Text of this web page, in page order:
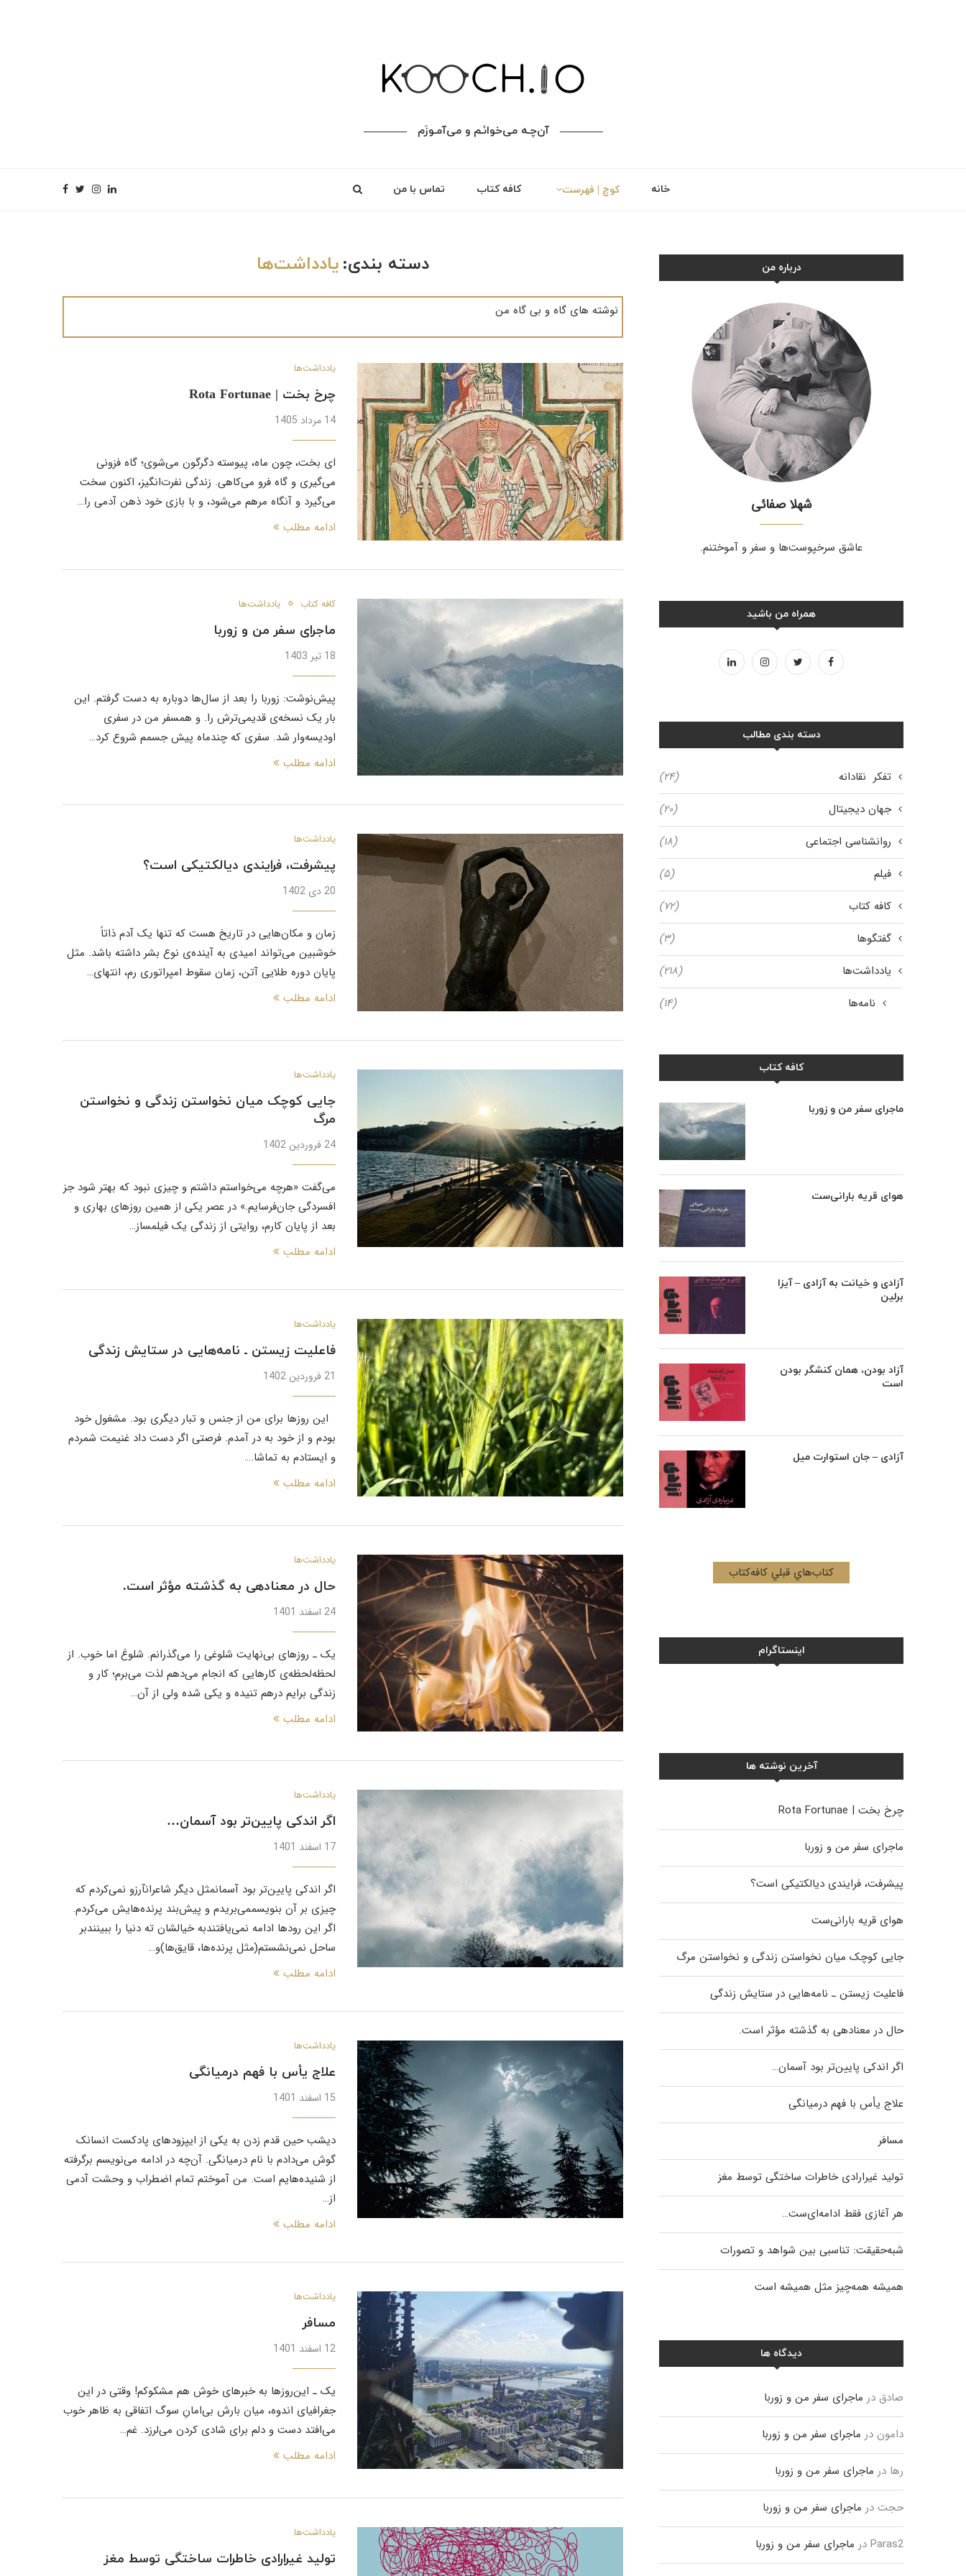
آن‌چـه می‌خوانَـم و می‌آمـوزَم
خانه کوچ | فهرست کافه کتاب تماس با من
دسته بندی: یادداشت‌ها
نوشته های گاه و بی گاه من
یادداشت‌ها
چرخ بخت | Rota Fortunae
14 مرداد 1405
ای بخت، چون ماه، پیوسته دگرگون می‌شوی؛ گاه فزونی
می‌گیری و گاه فرو می‌کاهی. زندگی نفرت‌انگیز، اکنون سخت
می‌گیرد و آنگاه مرهم می‌شود، و با بازی خود ذهن آدمی را…
ادامه مطلب
کافه کتاب یادداشت‌ها
ماجرای سفر من و زوربا
18 تیر 1403
پیش‌نوشت: زوربا را بعد از سال‌ها دوباره به دست گرفتم. این
بار یک نسخه‌ی قدیمی‌ترش را. و همسفر من در سفری
اودیسه‌وار شد. سفری که چندماه پیش جسمم شروع کرد…
ادامه مطلب
یادداشت‌ها
پیشرفت، فرایندی دیالکتیکی است؟
20 دی 1402
زمان و مکان‌هایی در تاریخ هست که تنها یک آدم ذاتاً
خوشبین می‌تواند امیدی به آینده‌ی نوع بشر داشته باشد. مثل
پایان دوره طلایی آتن، زمان سقوط امپراتوری رم، انتهای…
ادامه مطلب
یادداشت‌ها
جایی کوچک میان نخواستن زندگی و نخواستن
مرگ
24 فروردین 1402
می‌گفت «هرچه می‌خواستم داشتم و چیزی نبود که بهتر شود جز
افسردگی جان‌فرسایم.» در عصر یکی از همین روزهای بهاری و
بعد از پایان کارم، روایتی از زندگی یک فیلمساز…
ادامه مطلب
یادداشت‌ها
فاعلیت زیستن ـ نامه‌هایی در ستایش زندگی
21 فروردین 1402
این روزها برای من از جنس و تبار دیگری بود. مشغول خود
بودم و از خود به در آمدم. فرصتی اگر دست داد غنیمت شمردم
و ایستادم به تماشا.…
ادامه مطلب
یادداشت‌ها
حال در معنادهی به گذشته مؤثر است.
24 اسفند 1401
یک ـ روزهای بی‌نهایت شلوغی را می‌گذرانم. شلوغ اما خوب. از
لحظه‌لحظه‌ی کارهایی که انجام می‌دهم لذت می‌برم؛ کار و
زندگی برایم درهم تنیده و یکی شده ولی از آن…
ادامه مطلب
یادداشت‌ها
اگر اندکی پایین‌تر بود آسمان…
17 اسفند 1401
اگر اندکی پایین‌تر بود آسمانمثل دیگر شاعرانآرزو نمی‌کردم که
چیزی بر آن بنویسممی‌بریدم و پیش‌بند پرنده‌هایش می‌کردم.
اگر این رودها ادامه نمی‌یافتندبه خیالشان ته دنیا را ببینندبر
ساحل نمی‌نشستم(مثل پرنده‌ها، قایق‌ها)و…
ادامه مطلب
یادداشت‌ها
علاج یأس با فهم درمیانگی
15 اسفند 1401
دیشب حین قدم زدن به یکی از ایپزودهای پادکست انسانک
گوش می‌دادم با نام درمیانگی. آن‌چه در ادامه می‌نویسم برگرفته
از شنیده‌هایم است. من آموختم تمام اضطراب و وحشت آدمی
از…
ادامه مطلب
یادداشت‌ها
مسافر
12 اسفند 1401
یک ـ این‌روزها به خبرهای خوش هم مشکوکم! وقتی در این
جغرافیای اندوه، میان بارش بی‌امانِ سوگ اتفاقی به ظاهر خوب
می‌افتد دست و دلم برای شادی کردن می‌لرزد. غم…
ادامه مطلب
یادداشت‌ها
تولید غیرارادی خاطرات ساختگی توسط مغز
درباره من
شهلا صفائی
عاشق سرخپوست‌ها و سفر و آموختنم.
همراه من باشید
دسته بندی مطالب
تفکر نقادانه
(۲۴)
جهان دیجیتال
(۲۰)
روانشناسی اجتماعی
(۱۸)
فیلم
(۵)
کافه کتاب
(۷۲)
گفتگوها
(۳)
یادداشت‌ها
(۲۱۸)
نامه‌ها
(۱۴)
کافه کتاب
ماجرای سفر من و زوربا
هوای قریه بارانی‌ست
آزادی و خیانت به آزادی – آیزا
برلین
آزاد بودن، همان کنشگر بودن
است
آزادی – جان استوارت میل
کتاب‌هاي قبلي کافه‌کتاب
اینستاگرام
آخرین نوشته ها
چرخ بخت | Rota Fortunae
ماجرای سفر من و زوربا
پیشرفت، فرایندی دیالکتیکی است؟
هوای قریه بارانی‌ست
جایی کوچک میان نخواستن زندگی و نخواستن مرگ
فاعلیت زیستن ـ نامه‌هایی در ستایش زندگی
حال در معنادهی به گذشته مؤثر است.
اگر اندکی پایین‌تر بود آسمان…
علاج یأس با فهم درمیانگی
مسافر
تولید غیرارادی خاطرات ساختگی توسط مغز
هر آغازی فقط ادامه‌ای‌ست…
شبه‌حقیقت: تناسبی بین شواهد و تصورات
همیشه همه‌چیز مثل همیشه است
دیدگاه ها
صادق در ماجرای سفر من و زوربا
دامون در ماجرای سفر من و زوربا
رها در ماجرای سفر من و زوربا
حجت در ماجرای سفر من و زوربا
Paras2 در ماجرای سفر من و زوربا